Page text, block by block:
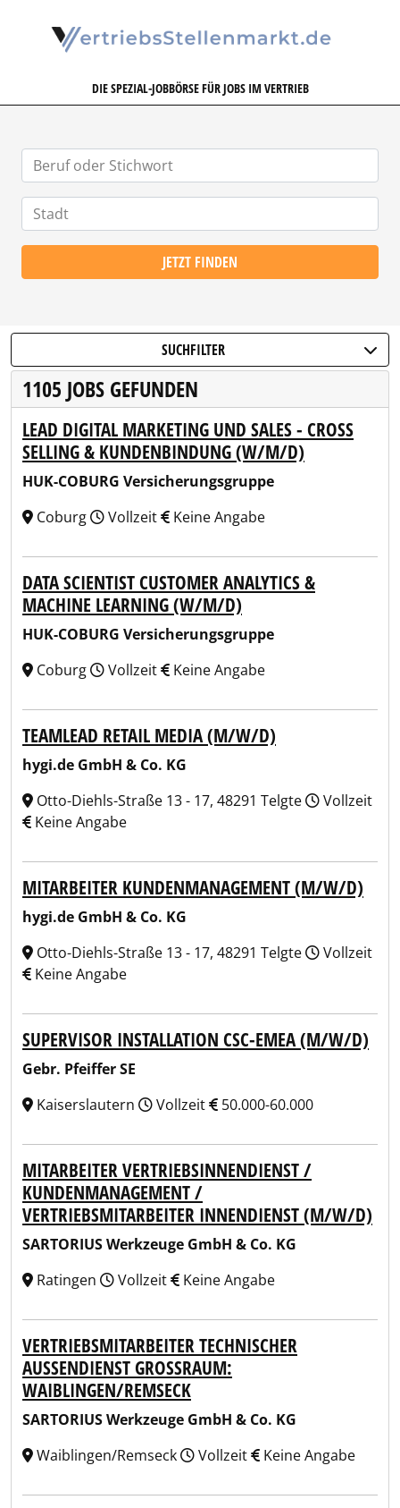
DIE SPEZIAL-JOBBÖRSE FÜR JOBS IM VERTRIEB
JETZT FINDEN
SUCHFILTER
1105 JOBS GEFUNDEN
LEAD DIGITAL MARKETING UND SALES - CROSS
SELLING & KUNDENBINDUNG (W/M/D)
HUK-COBURG Versicherungsgruppe
Coburg
Vollzeit Keine Angabe
DATA SCIENTIST CUSTOMER ANALYTICS &
MACHINE LEARNING (W/M/D)
HUK-COBURG Versicherungsgruppe
Coburg
Vollzeit Keine Angabe
TEAMLEAD RETAIL MEDIA (M/W/D)
hygi.de GmbH & Co. KG
Otto-Diehls-Straße 13 - 17, 48291 Telgte
Vollzeit
Keine Angabe
MITARBEITER KUNDENMANAGEMENT (M/W/D)
hygi.de GmbH & Co. KG
Otto-Diehls-Straße 13 - 17, 48291 Telgte
Vollzeit
Keine Angabe
SUPERVISOR INSTALLATION CSC-EMEA (M/W/D)
Gebr. Pfeiffer SE
Kaiserslautern
Vollzeit 50.000-60.000
MITARBEITER VERTRIEBSINNENDIENST /
KUNDENMANAGEMENT /
VERTRIEBSMITARBEITER INNENDIENST (M/W/D)
SARTORIUS Werkzeuge GmbH & Co. KG
Ratingen
Vollzeit Keine Angabe
VERTRIEBSMITARBEITER TECHNISCHER
AUSSENDIENST GROSSRAUM: WA
IBLINGEN/REMSECK
SARTORIUS Werkzeuge GmbH & Co. KG
Waiblingen/Remseck
Vollzeit Keine Angabe